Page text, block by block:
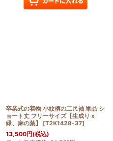
卒業式の着物 小紋柄の二尺袖 単品 シ
ョート丈 フリーサイズ【生成りｘ
緑、麻の葉】
[T2K1428-37]
13,500円(税込)